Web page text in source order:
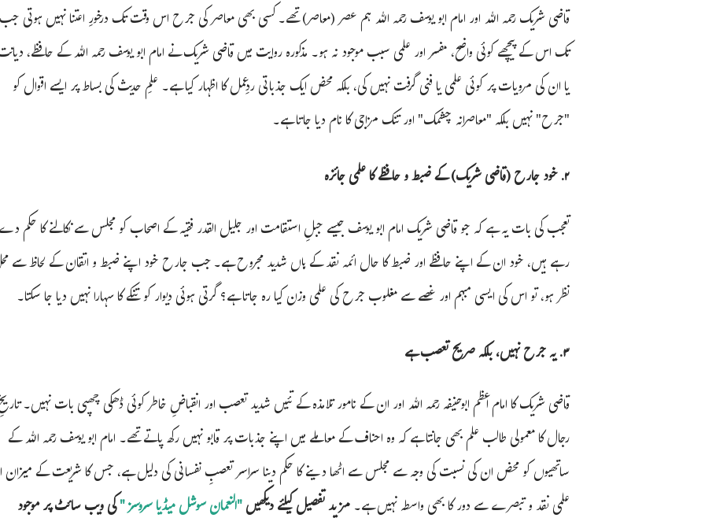
قاضی شریک رحمہ اللہ اور امام ابو یوسف رحمہ اللہ ہم عصر (معاصر) تھے۔کسی بھی معاصر کی جرح اس وقت تک درخورِ اعتنا نہیں ہوتی جب
تک اس کے پیچھے کوئی واضح، مفسر اور علمی سبب موجود نہ ہو۔ مذکورہ روایت میں قاضی شریک نے امام ابو یوسف رحمہ اللہ کے حافظے،
یا ان کی مرویات پر کوئی علمی یا فنی گرفت نہیں کی، بلکہ محض ایک جذباتی ردِعمل کا اظہار کیا ہے۔ علمِ حدیث کی بساط پر ایسے اقوال کو
"جرح" نہیں بلکہ "معاصرانہ چشمک" اور تنک مزاجی کا نام دیا جاتا ہے۔
٢. خود جارح (قاضی شریک) کے ضبط و حافظے کا علمی جائزہ
تعجب کی بات یہ ہے کہ جو قاضی شریک امام ابو یوسف جیسے جبلِ استقامت اور جلیل القدر فقیہ کے اصحاب کو مجلس سے نکالنے کا حکم
رہے ہیں، خود ان کے اپنے حافظے اور ضبط کا حال ائمہ نقد کے ہاں شدید مجروح ہے۔جب جارح خود اپنے ضبط و اتقان کے لحاظ سے
نظر ہو، تو اس کی ایسی مبہم اور غصے سے مغلوب جرح کی علمی وزن کیا رہ جاتا ہے؟ گرتی ہوئی دیوار کو تنکے کا سہارا نہیں دیا جا سکتا۔
٣. یہ جرح نہیں، بلکہ صریح تعصب ہے
قاضی شریک کا امام اعظم ابوحنیفہ رحمہ اللہ اور ان کے نامور تلامذہ کے تئیں شدید تعصب اور انقباضِ خاطر کوئی ڈھکی چھپی بات نہیں۔
رجال کا معمولی طالب علم بھی جانتا ہے کہ وہ احناف کے معاملے میں اپنے جذبات پر قابو نہیں رکھ پاتے تھے۔ امام ابو یوسف رحمہ اللہ کے
ساتھیوں کو محض ان کی نسبت کی وجہ سے مجلس سے اٹھا دینے کا حکم دینا سراسر تعصبِ نفسانی کی دلیل ہے، جس کا شریعت کے میزان
علمی نقد و تبصرے سے دور کا بھی واسطہ نہیں ہے۔مزید تفصیل کیلئے دیکھیں"النعمان سوشل میڈیا سروسز "کی ویب سائٹ پر موجود